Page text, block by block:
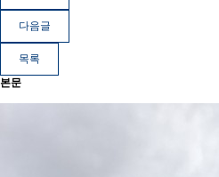
다음글
목록
본문